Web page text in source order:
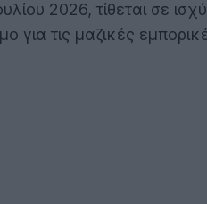
2026, τίθεται σε
για τις μαζικές